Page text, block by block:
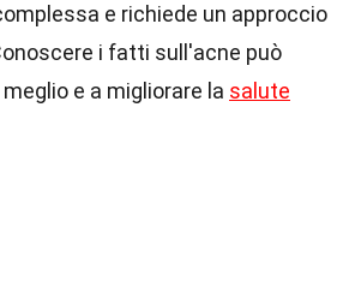
e richiede un approccio
i fatti sull'acne può
e a migliorare la salute